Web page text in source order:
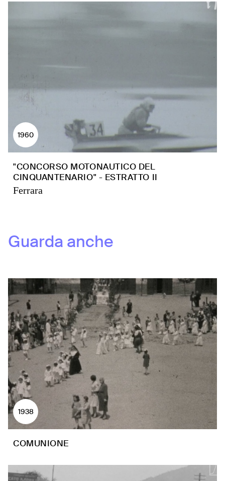
1960
"CONCORSO MOTONAUTICO DEL
CINQUANTENARIO" - ESTRATTO II
Ferrara
Guarda anche
1938
COMUNIONE